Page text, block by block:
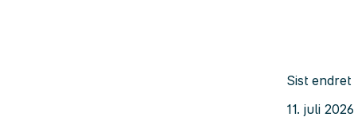
Sist endret
11. juli 2026